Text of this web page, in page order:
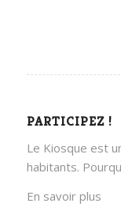
PARTICIPEZ !
Le Kiosque est
habitants.
En savoir plus